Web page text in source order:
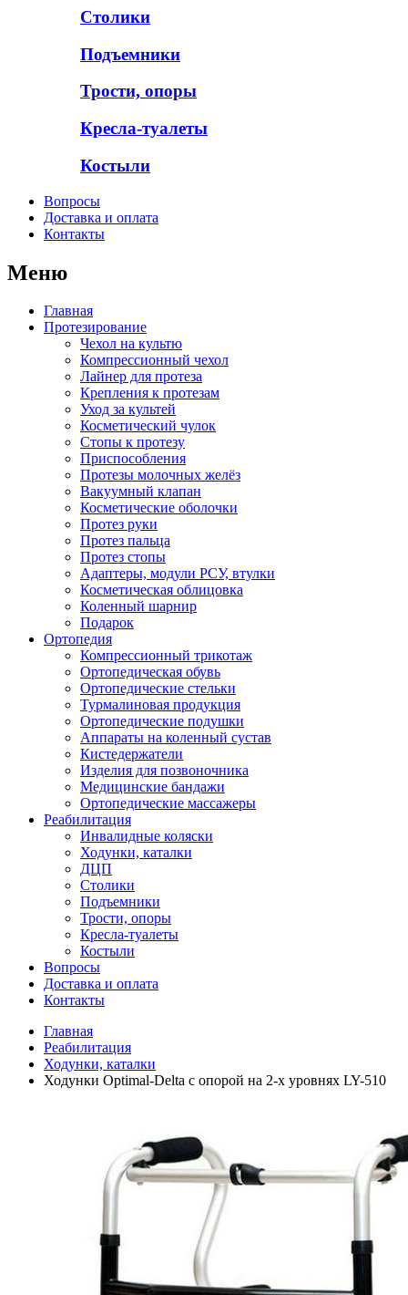
Столики
Подъемники
Трости, опоры
Кресла-туалеты
Костыли
Вопросы
Доставка и оплата
Контакты
Меню
Главная
Протезирование
Чехол на культю
Компрессионный чехол
Лайнер для протеза
Крепления к протезам
Уход за культей
Косметический чулок
Стопы к протезу
Приспособления
Протезы молочных желёз
Вакуумный клапан
Косметические оболочки
Протез руки
Протез пальца
Протез стопы
Адаптеры, модули РСУ, втулки
Косметическая облицовка
Коленный шарнир
Подарок
Ортопедия
Компрессионный трикотаж
Ортопедическая обувь
Ортопедические стельки
Турмалиновая продукция
Ортопедические подушки
Аппараты на коленный сустав
Кистедержатели
Изделия для позвоночника
Медицинские бандажи
Ортопедические массажеры
Реабилитация
Инвалидные коляски
Ходунки, каталки
ДЦП
Столики
Подъемники
Трости, опоры
Кресла-туалеты
Костыли
Вопросы
Доставка и оплата
Контакты
Главная
Реабилитация
Ходунки, каталки
Ходунки Optimal-Delta с опорой на 2-х уровнях LY-510